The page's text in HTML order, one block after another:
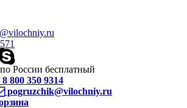
России бесплатный
8 800 350 9314
pogruzchik@vilochniy.ru